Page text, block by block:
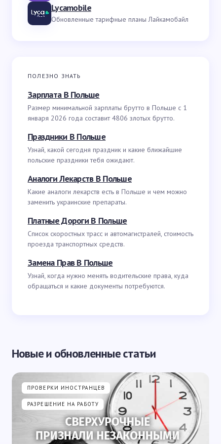
Lycamobile
Обновленные тарифные планы Лайкамобайл
ПОЛЕЗНО ЗНАТЬ
Зарплата В Польше
Размер минимальной зарплаты брутто в Польше с 1
января 2026 года составит 4806 злотых брутто.
Праздники В Польше
Узнай, какой сегодня праздник и какие ближайшие
польские праздники тебя ожидают.
Аналоги Лекарств В Польше
Какие аналоги лекарств есть в Польше и чем можно
заменить украинские препараты.
Платные Дороги В Польше
Список скоростных трасс и автомагистралей, стоимость
проезда транспортных средств.
Замена Прав В Польше
Узнай, когда нужно менять водительские права, куда
обращаться и какие документы потребуются.
Новые и обновленные статьи
ПРОВЕРКИ ИНОСТРАНЦЕВ
РАЗРЕШЕНИЕ НА РАБОТУ